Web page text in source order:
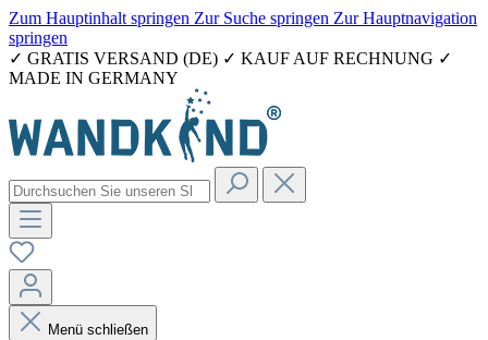
Zum Hauptinhalt springen Zur Suche springen Zur Hauptnavigation
springen
✓ GRATIS VERSAND (DE) ✓ KAUF AUF RECHNUNG ✓
MADE IN GERMANY
Menü schließen